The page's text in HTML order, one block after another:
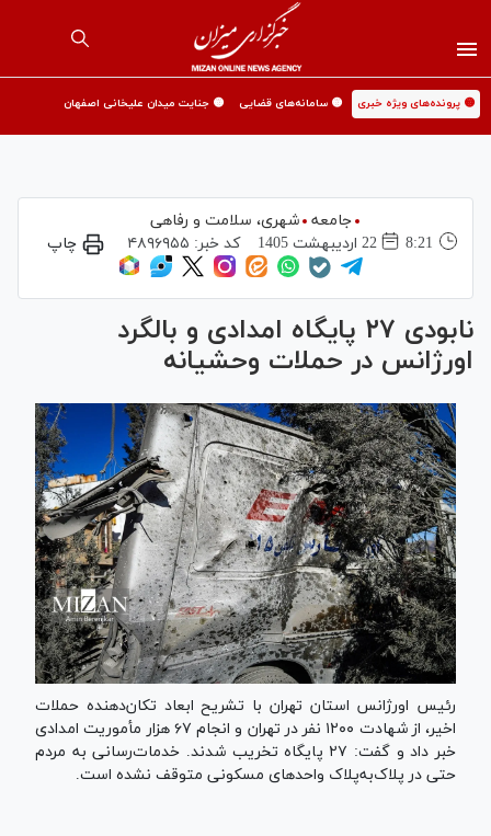
🟡 پرونده‌های ویژه خبری 🟡 سامانه‌های قضایی 🟡 جنایت میدان علیخانی اصفهان
جامعه
شهری،‌ سلامت و رفاهی
8:21
22 ارديبهشت 1405 کد خبر: ۴۸۹۶۹۵۵ چاپ
نابودی ۲۷ پایگاه امدادی و بالگرد
اورژانس در حملات وحشیانه
رئیس اورژانس استان تهران با تشریح ابعاد تکان‌دهنده حملات
اخیر، از شهادت ۱۲۰۰ نفر در تهران و انجام ۶۷ هزار مأموریت امدادی
خبر داد و گفت: ۲۷ پایگاه تخریب شدند. خدمات‌رسانی به مردم
حتی در پلاک‌به‌پلاک واحد‌های مسکونی متوقف نشده است.